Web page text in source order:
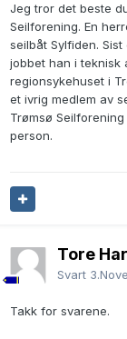
Jeg tror det beste
Seilforening. En
seilbåt Sylfiden.
jobbet han i teknisk
regionsykehuset i
et ivrig medlem av
Trømsø
person.
Tore
Svart
Takk for svarene.